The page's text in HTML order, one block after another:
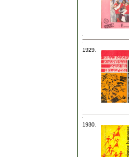
1929.
1930.